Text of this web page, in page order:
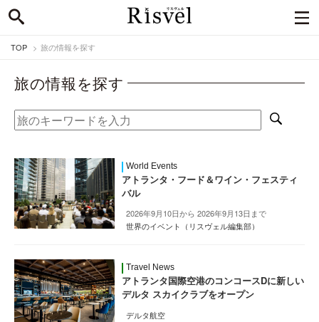
TOP 旅の情報を探す
旅の情報を探す
World Events
アトランタ・フード＆ワイン・フェスティ
バル
2026年9月10日から 2026年9月13日まで
世界のイベント（リスヴェル編集部）
Travel News
アトランタ国際空港のコンコースDに新しい
デルタ スカイクラブをオープン
デルタ航空